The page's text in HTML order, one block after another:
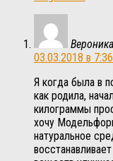
Вероника
03.03.2018 в
Я когда была в
как родила,
килограммы
хочу
натуральное